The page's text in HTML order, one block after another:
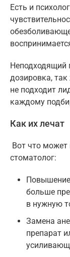
Есть и
Неподходящий
дозировка,
не подходит
каждому
Как их лечат
Вот что
стоматолог:
больше
в нужную
Замена
препарат